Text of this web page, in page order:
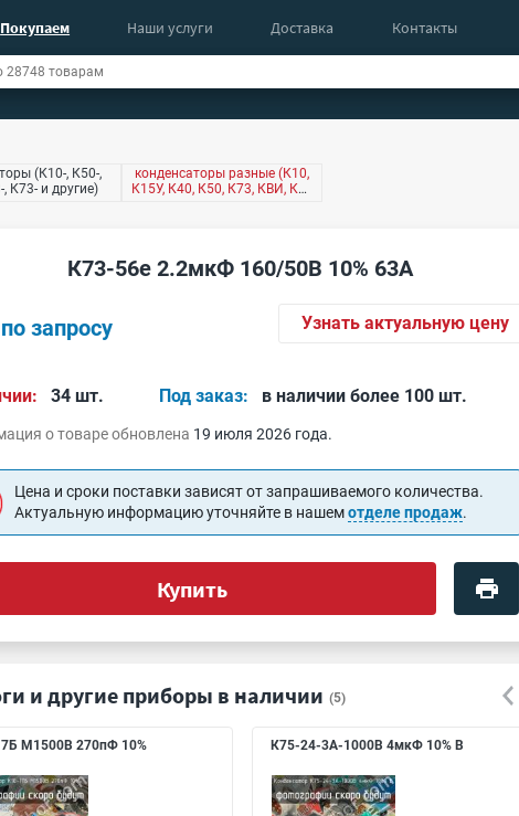
Покупаем Наши услуги Доставка Контакты
(К10-, К50-,
К73- и другие)
конденсаторы разные (К10,
К15У, К40, К50, К73, КВИ, КМ,
К73-56е 2.2мкФ 160/50В 10% 63А
по запросу Узнать актуальную цену
34 шт. Под заказ: в наличии более 100 шт.
о товаре обновлена 19 июля 2026 года.
Цена и сроки поставки зависят от запрашиваемого количества.
Актуальную информацию уточняйте в нашемотделе продаж.
Купить
и другие приборы в наличии (5)
М1500В 270пФ 10% К75-24-3А-1000В 4мкФ 10% В